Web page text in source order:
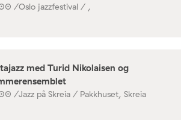
/Oslo jazzfestival / ,
med Turid Nikolaisen og
/Jazz på Skreia / Pakkhuset, Skreia